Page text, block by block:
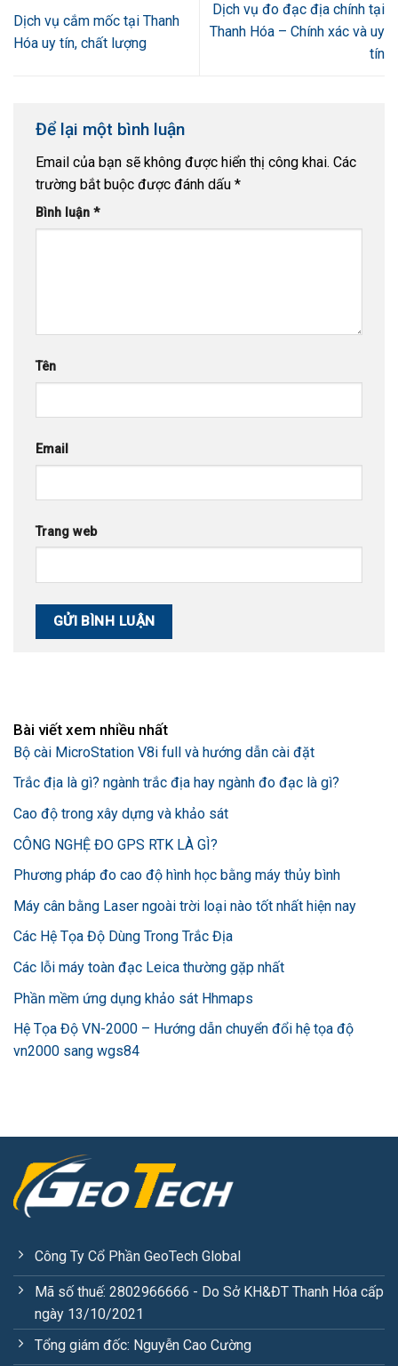
Dịch vụ cắm mốc tại Thanh
Hóa uy tín, chất lượng
Dịch vụ đo đạc địa chính tại
Thanh Hóa – Chính xác và uy
tín
Để lại một bình luận
Email của bạn sẽ không được hiển thị công khai. Các
trường bắt buộc được đánh dấu *
Bình luận *
Tên
Email
Trang web
Bài viết xem nhiều nhất
Bộ cài MicroStation V8i full và hướng dẫn cài đặt
Trắc địa là gì? ngành trắc địa hay ngành đo đạc là gì?
Cao độ trong xây dựng và khảo sát
CÔNG NGHỆ ĐO GPS RTK LÀ GÌ?
Phương pháp đo cao độ hình học bằng máy thủy bình
Máy cân bằng Laser ngoài trời loại nào tốt nhất hiện nay
Các Hệ Tọa Độ Dùng Trong Trắc Địa
Các lỗi máy toàn đạc Leica thường gặp nhất
Phần mềm ứng dụng khảo sát Hhmaps
Hệ Tọa Độ VN-2000 – Hướng dẫn chuyển đổi hệ tọa độ
vn2000 sang wgs84
Công Ty Cổ Phần GeoTech Global
Mã số thuế: 2802966666 - Do Sở KH&ĐT Thanh Hóa cấp
ngày 13/10/2021
Tổng giám đốc: Nguyễn Cao Cường